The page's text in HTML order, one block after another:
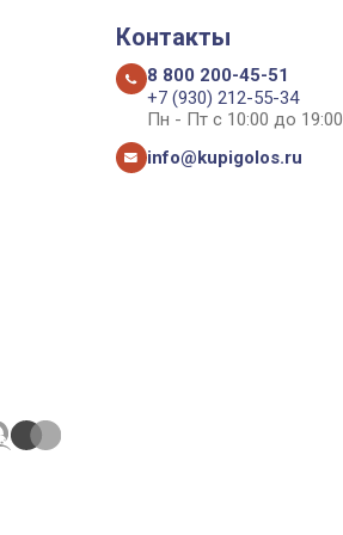
Контакты
8 800 200-45-51
+7 (930) 212-55-34
Пн - Пт с 10:00 до 19:00
info@kupigolos.ru